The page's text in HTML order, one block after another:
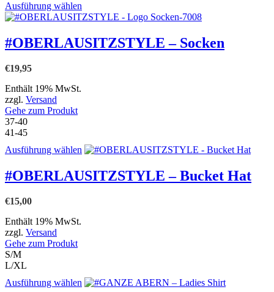
Ausführung wählen
Produkt
mehrere
Varianten
werden
#OBERLAUSITZSTYLE – Socken
€19,95
Enthält 19% MwSt.
zzgl. Versand
Gehe zum Produkt
37-40
41-45
Ausführung wählen Dieses
weist
mehrere
gewählt
#OBERLAUSITZSTYLE – Bucket Hat
€15,00
Enthält 19% MwSt.
zzgl. Versand
Gehe zum Produkt
S/M
L/XL
Ausführung wählen Dieses